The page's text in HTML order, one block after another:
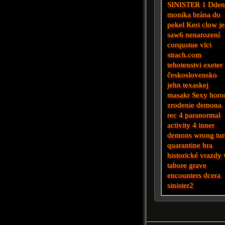
SINISTER 1 Dden
monika brána do
pekel Keri clow
saw6 nenarození
corqustue vlci
strach.com
tehotenstvi exeter
československo
jehn texaskej
masakr Sexy
zrodenie demona
rec 4 paranormal
activity 4 inner
demons wrong
quarantine hra
historické vrazdy
tabore grave
encountersdcera
sinister2